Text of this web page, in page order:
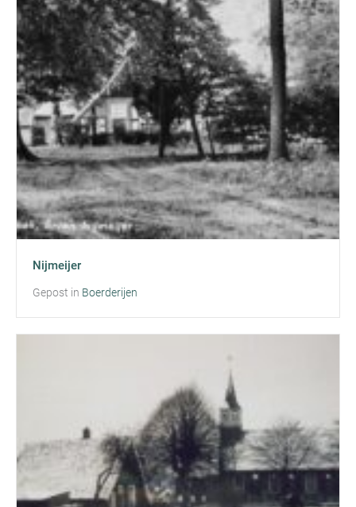
Nijmeijer
Gepost in Boerderijen